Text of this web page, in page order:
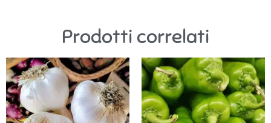
Prodotti correlati